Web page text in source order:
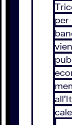
per